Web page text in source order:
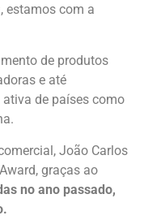
estamos com a
de produtos
e até
de países como
João Carlos
graças ao
no ano passado,